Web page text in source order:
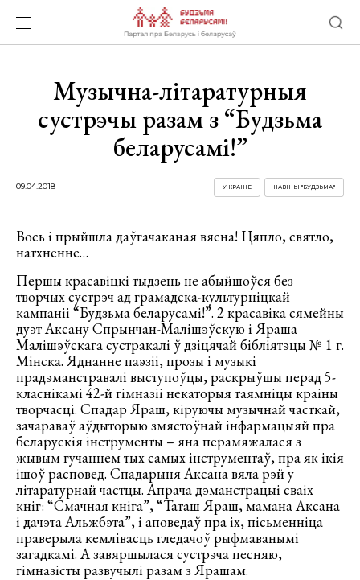
Музычна-літаратурныя
сустрэчы разам з “Будзьма
беларусамі!”
09.04.2018 НАВІНЫ "БУДЗЬМА!"
У КРАІНЕ
Вось і прыйшла даўгачаканая вясна! Цяпло, святло,
натхненне…
Першы красавіцкі тыдзень не абыйшоўся без
творчых сустрэч ад грамадска-культурніцкай
кампаніі “Будзьма беларусамі!”. 2 красавіка сямейны
дуэт Аксану Спрынчан-Малішэўскую і Яраша
Малішэўскага сустракалі ў дзіцячай бібліятэцы № 1 г.
Мінска. Яднанне паэзіі, прозы і музыкі
прадэманстравалі выступоўцы, раскрыўшы перад 5-
класнікамі 42-й гімназіі некаторыя таямніцы краіны
творчасці. Спадар Яраш, кіруючы музычнай часткай,
зачараваў аўдыторыю змястоўнай інфармацыяй пра
беларускія інструменты – яна перамяжалася з
жывым гучаннем тых самых інструментаў, пра як ікія
ішоў расповед. Спадарыня Аксана вяла рэй у
літаратурнай частцы. Апрача дэманстрацыі сваіх
кніг: “Смачная кніга”, “Таташ Яраш, мамана Аксана
і дачэта Альжбэта”, і аповедаў пра іх, пісьменніца
праверыла кемлівасць гледачоў рыфмаванымі
загадкамі. А завяршылася сустрэча песняю,
гімназісты развучылі разам з Ярашам.